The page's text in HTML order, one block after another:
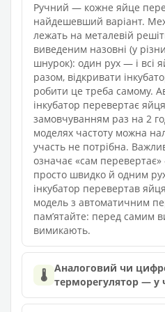
Ручний — кожне яйце
найдешевший варіант.
лежать на металевій
виведеним назовні (у
шнурок): один рух — і всі
разом, відкривати
робити це треба самому.
інкубатор перевертає
замовчуванням раз на 2
моделях частоту можна
участь не потрібна.
означає «сам
просто швидко й одним
інкубатор перевертав
модель з автоматичним
памʼятайте: перед самим
вимикають.
🌡️ Аналоговий чи
терморегулятор — у